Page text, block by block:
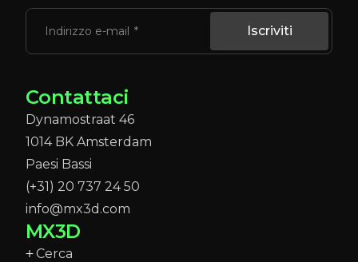
Indirizzo e-mail Iscriviti
Contattaci
Dynamostraat 46
1014 BK Amsterdam
Paesi Bassi
(+31) 20 737 24 50
info@mx3d.com
MX3D
Cerca